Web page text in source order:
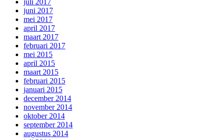
juli 2017
juni 2017
mei 2017
april 2017
maart 2017
februari 2017
mei 2015
april 2015
maart 2015
februari 2015
januari 2015
december 2014
november 2014
oktober 2014
september 2014
augustus 2014